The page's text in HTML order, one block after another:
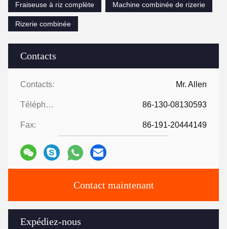
Contacts
Contacts: Mr. Allen
Téléphone: 86-130-08130593
Fax: 86-191-20444149
Contact maintenant
Expédiez-nous
Fraiseuse à riz complète
Machine combinée de rizerie
Rizerie combinée